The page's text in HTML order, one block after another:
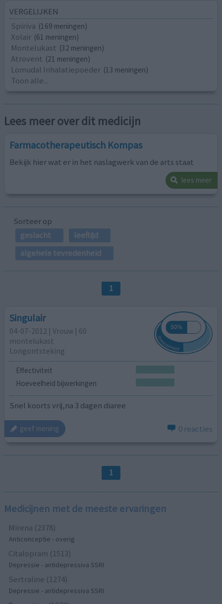
VERGELIJKEN
Spiriva (169 meningen)
Xolair (61 meningen)
Montelukast (32 meningen)
Atrovent (21 meningen)
Lomudal Inhalatiepoeder (13 meningen)
Toon alle...
Lees meer over dit medicijn
Farmacotherapeutisch Kompas
Bekijk hier wat er in het naslagwerk van de arts staat
lees meer
Sorteer op
geslacht
leeftijd
algehele tevredenheid
1
Singulair
04-07-2012 | Vrouw | 60
montelukast
Longontsteking
Effectiviteit
Hoeveelheid bijwerkingen
Snel koorts vrij,na 3 dagen diaree
geef mening 0 reacties
1
Medicijnen met de meeste ervaringen
Mirena (2378)
Anticonceptie - overig
Citalopram (1513)
Depressie - antidepressiva SSRI
Sertraline (1274)
Depressie - antidepressiva SSRI